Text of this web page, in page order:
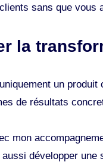
sans que vous
la
un
de résultats
mon
développer